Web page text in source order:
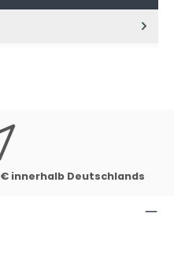
innerhalb Deutschlands